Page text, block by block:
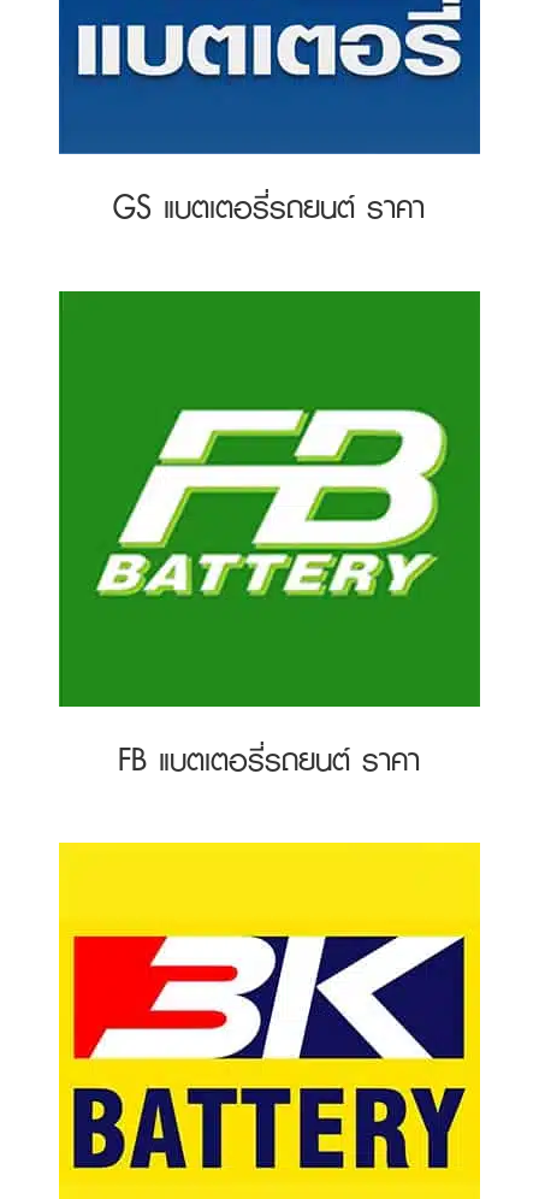
GS แบตเตอรี่รถยนต์ ราคา
FB แบตเตอรี่รถยนต์ ราคา